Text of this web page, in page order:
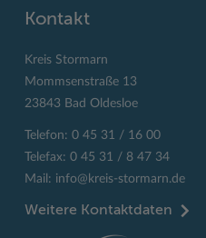
Kontakt
Kreis Stormarn
Mommsenstraße 13
23843 Bad Oldesloe
Telefon: 0 45 31 / 16 00
Telefax: 0 45 31 / 8 47 34
Mail: info@kreis-stormarn.de
Weitere Kontaktdaten